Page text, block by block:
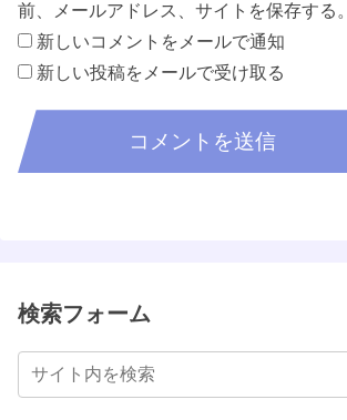
前、メールアドレス、サイトを保存する。
新しいコメントをメールで通知
新しい投稿をメールで受け取る
検索フォーム